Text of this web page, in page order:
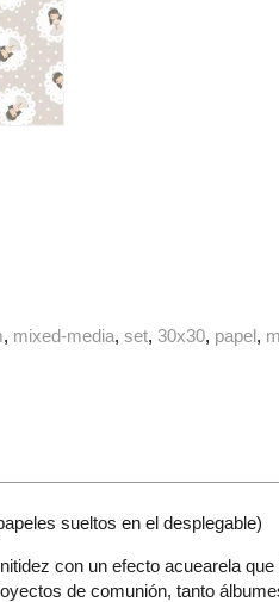
mixed-media set 30x30 papel
sueltos en el desplegable)
con un efecto acuearela
de comunión, tanto